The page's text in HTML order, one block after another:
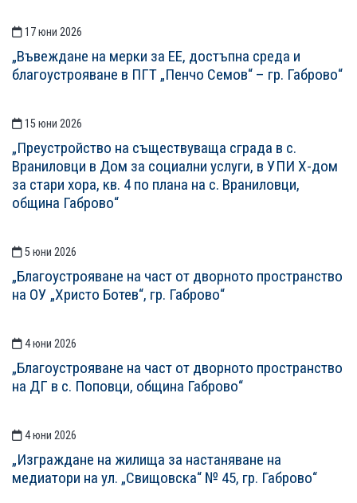
17 юни 2026
„Въвеждане на мерки за ЕЕ, достъпна среда и
благоустрояване в ПГТ „Пенчо Семов“ – гр. Габрово“
15 юни 2026
„Преустройство на съществуваща сграда в с.
Враниловци в Дом за социални услуги, в УПИ Х-дом
за стари хора, кв. 4 по плана на с. Враниловци,
община Габрово“
5 юни 2026
„Благоустрояване на част от дворното пространство
на ОУ „Христо Ботев“, гр. Габрово“
4 юни 2026
„Благоустрояване на част от дворното пространство
на ДГ в с. Поповци, община Габрово“
4 юни 2026
„Изграждане на жилища за настаняване на
медиатори на ул. „Свищовска“ № 45, гр. Габрово“